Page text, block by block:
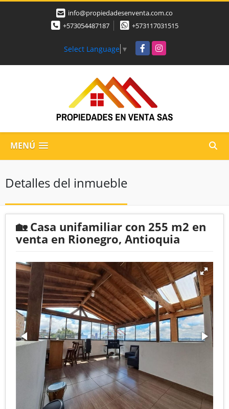
info@propiedadesenventa.com.co
+573054487187
+573117031515
Select Language ▼ FacebookInstagram
MENÚ
Detalles del inmueble
🏡 Casa unifamiliar con 255 m2 en
venta en Rionegro, Antioquia